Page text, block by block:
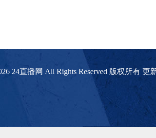
24直播网 All Rights Reserved 版权所有